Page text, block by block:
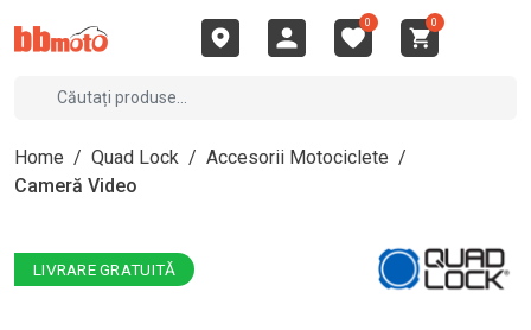
0 0
Home / Quad Lock / Accesorii Motociclete /
Cameră Video
LIVRARE GRATUITĂ